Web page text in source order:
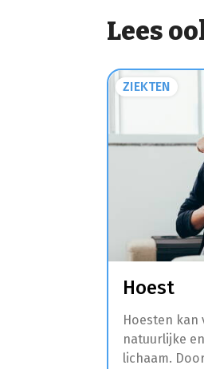
Lees
ZIEKTEN
Hoest
Hoesten kan
natuurlijke
lichaam.